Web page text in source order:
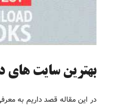
بهترین سایت های
در این مقاله قصد داریم به